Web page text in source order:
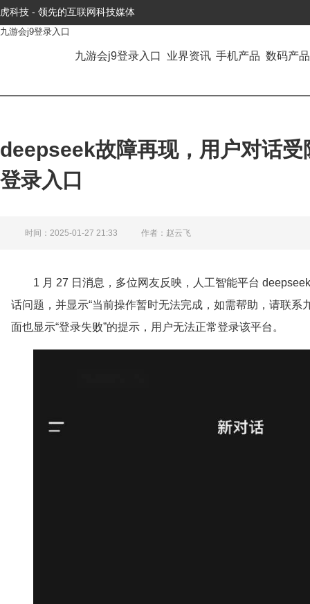
虎科技 - 领先的互联网科技媒体
九游会j9登录入口
九游会j9登录入口 业界资讯 手机产品 数码产品
deepseek故障再现，用户对话
登录入口
时间：2025-01-27 21:33 作者：赵云飞
1 月 27 日消息，多位网友反映，人工智能平台
话问题，并显示“当前操作暂时无法完成，如需帮助，请联
面也显示“登录失败”的提示，用户无法正常登录该平台。